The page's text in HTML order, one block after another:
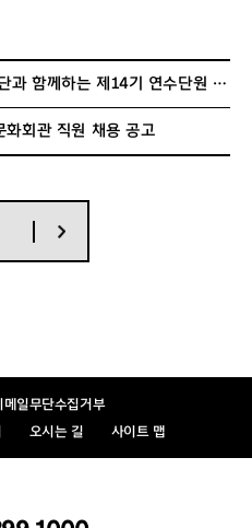
)
원서 및 자기소개서, 경력기
이 발견 될 때에는 합격 또
누락, 연락불가 등으로 인한
문화회관 삼청각 인사담당
바랍니다.
서울시극단과 함께하는 제14기 연수단원 모집 공고
화회관 직원 채용 공고
메일무단수집거부
오시는 길 사이트 맵